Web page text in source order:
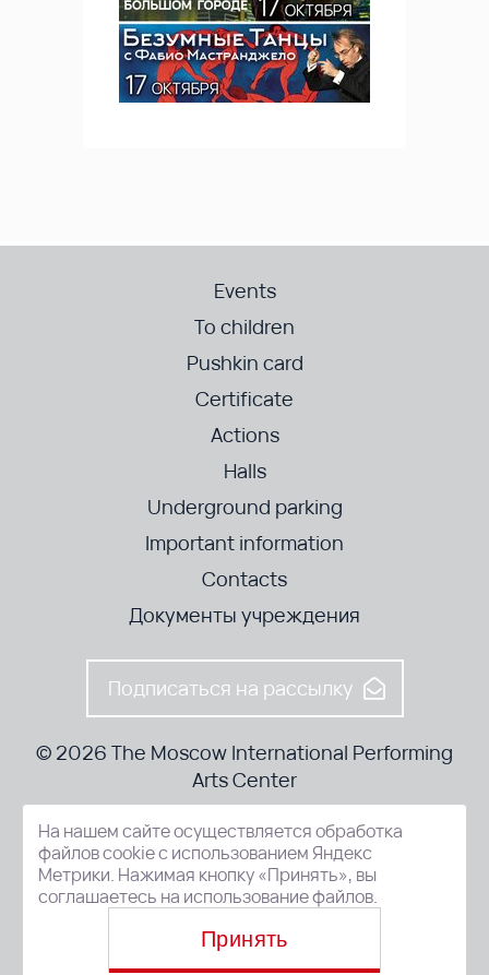
Events
To children
Pushkin card
Certificate
Actions
Halls
Underground parking
Important information
Contacts
Документы учреждения
Подписаться на рассылку
© 2026 The Moscow International Performing
Arts Center
52-8, Kosmodamianskaya nab., Moscow, 115054, Russia
На нашем сайте осуществляется обработка
файлов cookie с использованием Яндекс
Метрики. Нажимая кнопку «Принять», вы
соглашаетесь на использование файлов.
Принять